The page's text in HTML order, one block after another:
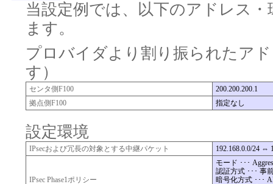
当設定例では、以下のアドレス
ます。
プロバイダより割り振られたア
す）
センタ側F100
200.200.200.1
拠点側F100
指定なし
設定環境
IPsecおよび冗長の対象とする中継パケット 192.168.0.0/24 ⇔
IPsec Phase1ポリシー
モード ･･･
認証方式 ･･･ 事
暗号化方式 ･･･